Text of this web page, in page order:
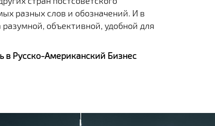
разных слов и обозначений. И в
объективной, удобной для
Русско-Американский Бизнес